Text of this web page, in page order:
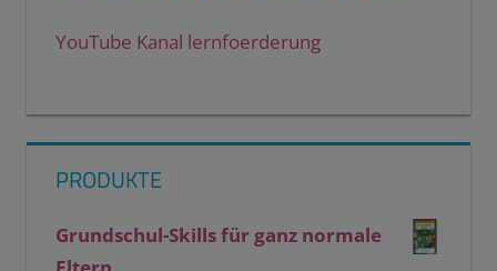
YouTube Kanal lernfoerderung
PRODUKTE
Grundschul-Skills für ganz normale